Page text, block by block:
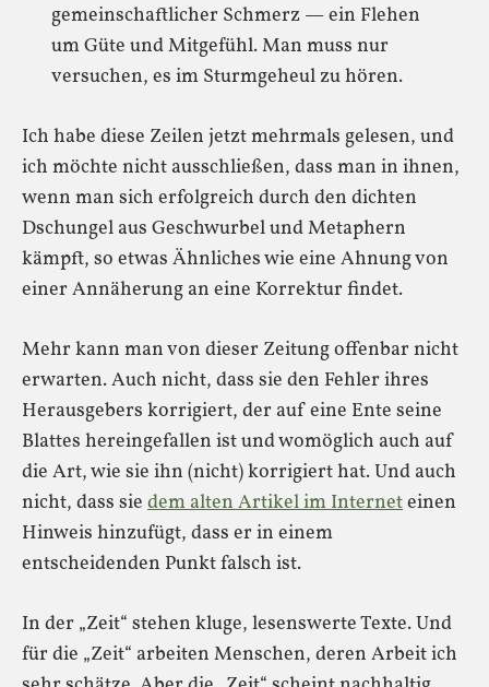
gemeinschaftlicher Schmerz — ein Flehen
um Güte und Mitgefühl. Man muss nur
versuchen, es im Sturmgeheul zu hören.
Ich habe diese Zeilen jetzt mehrmals gelesen, und
ich möchte nicht ausschließen, dass man in ihnen,
wenn man sich erfolgreich durch den dichten
Dschungel aus Geschwurbel und Metaphern
kämpft, so etwas Ähnliches wie eine Ahnung von
einer Annäherung an eine Korrektur findet.
Mehr kann man von dieser Zeitung offenbar nicht
erwarten. Auch nicht, dass sie den Fehler ihres
Herausgebers korrigiert, der auf eine Ente seine
Blattes hereingefallen ist und womöglich auch auf
die Art, wie sie ihn (nicht) korrigiert hat. Und auch
nicht, dass sie dem alten Artikel im Interneteinen
Hinweis hinzufügt, dass er in einem
entscheidenden Punkt falsch ist.
In der „Zeit“ stehen kluge, lesenswerte Texte. Und
für die „Zeit“ arbeiten Menschen, deren Arbeit ich